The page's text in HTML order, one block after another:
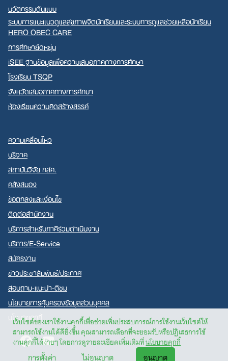
เว็บไซต์ของเราใช้งานคุกกี้เพื่อช่วยเพิ่มประสบการณ์การใช้งานเว็บไซต์ให้
สามารถใช้งานได้ดียิ่งขึ้น คุณสามารถเลือกที่จะยอมรับหรือปฏิเสธการใช้
งานคุกกี้ได้ง่ายๆ โดยการดูรายละเอียดเพิ่มเติมที่นโยบายคุกกี้
การตั้งค่า ไม่อนุญาต อนุญาต
นวัตกรรมต้นแบบ
ระบบการแนะแนวดูแลสุขภาพจิตนักเรียนและระบบการดูแลช่วยเหลือนักเรียน
HERO OBEC CARE
การศึกษายืดหยุ่น
iSEE ฐานข้อมูลเพื่อความเสมอภาคทางการศึกษา
โรงเรียน TSQP
จังหวัดเสมอภาคทางการศึกษา
ห้องเรียนความคิดสร้างสรรค์
ความเคลื่อนไหว
บริจาค
สถาบันวิจัย กสศ.
คลังสมอง
ข้อตกลงและเงื่อนไข
ติดต่อสำนักงาน
บริการสำหรับภาคีร่วมดำเนินงาน
บริการ/E-Service
สมัครงาน
ข่าวประชาสัมพันธ์/ประกาศ
สอบถาม-แนะนำ-ติชม
นโยบายการคุ้มครองข้อมูลส่วนบุคคล
นโยบายคุกกี้
FacebookYoutube